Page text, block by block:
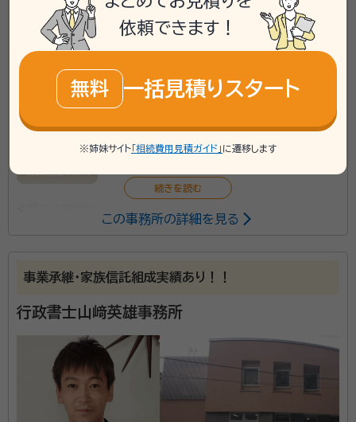
phone お電話でのご相談 無料
Web相談も受付中
対応業務：
遺言書 / 遺産分割 / 相続財産調査 / 相続手続き /
当事務所は、地下鉄南北線東西線西11丁目駅から歩い
て約1分の場所にあります。 事務所併設の駐車場がある
の負担が減るように、丁寧で親切な対応を心がけており
ます。 遺言書や遺産分割協議書、相続税申告など、相続
に関わるすべてのサポートをしています。相続人の確定
作業や不動産名義変更など、相続の準備段階から完了
資格等：行政書士
北海道行政書士会
この事務所の詳細を見る
事業承継・家族信託組成実績あり！！
行政書士山﨑英雄事務所
依頼できます！
無料 一括見積りスタート
※姉妹サイト 「相続費用見積ガイド」 に遷移します